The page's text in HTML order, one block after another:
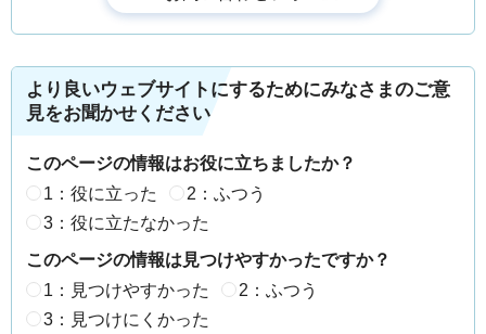
より良いウェブサイトにするためにみなさまのご意
見をお聞かせください
このページの情報はお役に立ちましたか？
1：役に立った
2：ふつう
3：役に立たなかった
このページの情報は見つけやすかったですか？
1：見つけやすかった
2：ふつう
3：見つけにくかった